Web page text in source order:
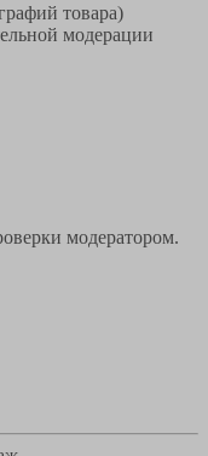
товара)
модерации
модератором.